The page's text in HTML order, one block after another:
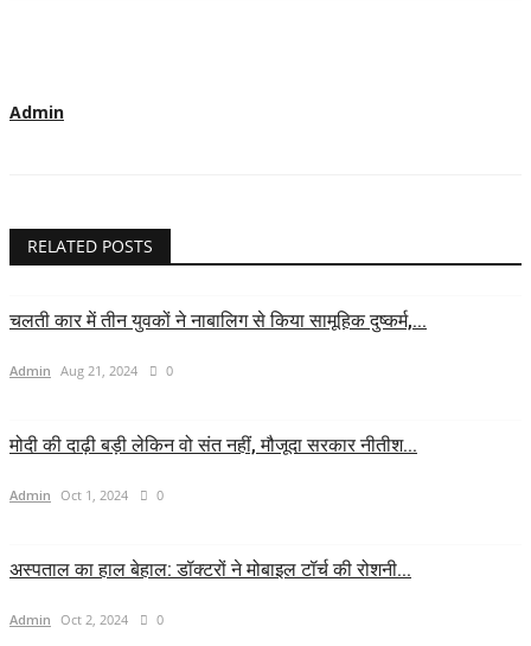
Admin
RELATED POSTS
चलती कार में तीन युवकों ने नाबालिग से किया सामूहिक दुष्कर्म,...
Admin Aug 21, 2024 0
मोदी की दाढ़ी बड़ी लेकिन वो संत नहीं, मौजूदा सरकार नीतीश...
Admin Oct 1, 2024 0
अस्पताल का हाल बेहाल: डॉक्टरों ने मोबाइल टॉर्च की रोशनी...
Admin Oct 2, 2024 0